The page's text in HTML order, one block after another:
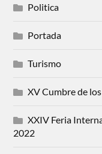
Politica
Portada
Turismo
XV Cumbre de
XXIV Feria
2022